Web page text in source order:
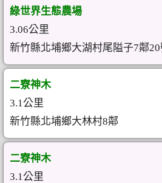
綠世界生態農場
3.06公里
新竹縣北埔鄉大湖村尾隘子7鄰
二寮神木
3.1公里
新竹縣北埔鄉大林村8鄰
二寮神木
3.1公里